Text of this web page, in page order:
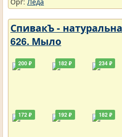
СпивакЪ -
626. Мыло
200 ₽
172 ₽
182 ₽
192 ₽
234 ₽
182 ₽